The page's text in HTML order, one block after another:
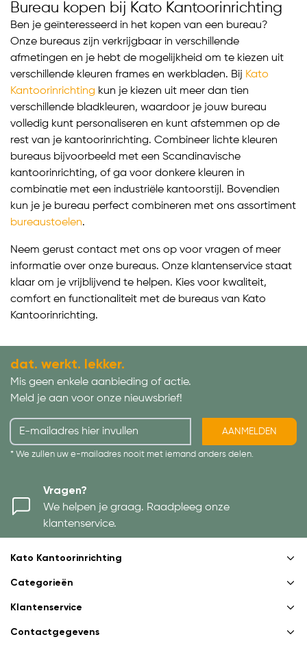
Bureau kopen bij Kato Kantoorinrichting
Ben je geïnteresseerd in het kopen van een bureau?
Onze bureaus zijn verkrijgbaar in verschillende
afmetingen en je hebt de mogelijkheid om te kiezen uit
verschillende kleuren frames en werkbladen. Bij Kato
Kantoorinrichting kun je kiezen uit meer dan tien
verschillende bladkleuren, waardoor je jouw bureau
volledig kunt personaliseren en kunt afstemmen op de
rest van je kantoorinrichting. Combineer lichte kleuren
bureaus bijvoorbeeld met een Scandinavische
kantoorinrichting, of ga voor donkere kleuren in
combinatie met een industriële kantoorstijl. Bovendien
kun je je bureau perfect combineren met ons assortiment
bureaustoelen.
Neem gerust contact met ons op voor vragen of meer
informatie over onze bureaus. Onze klantenservice staat
klaar om je vrijblijvend te helpen. Kies voor kwaliteit,
comfort en functionaliteit met de bureaus van Kato
Kantoorinrichting.
dat. werkt. lekker.
Mis geen enkele aanbieding of actie.
Meld je aan voor onze nieuwsbrief!
AANMELDEN
* We zullen uw e-mailadres nooit met iemand anders delen.
Vragen?
We helpen je graag. Raadpleeg onze
klantenservice.
Kato Kantoorinrichting
Categorieën
Klantenservice
Contactgegevens